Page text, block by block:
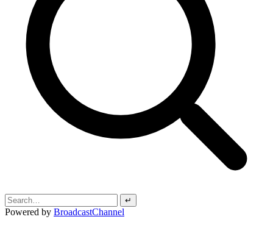
↵
Powered by BroadcastChannel